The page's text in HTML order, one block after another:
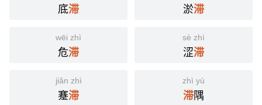
底滞 淤滞
wēi zhì
危滞
sè zhì
涩滞
jiǎn zhì
蹇滞
zhì yú
滞隅